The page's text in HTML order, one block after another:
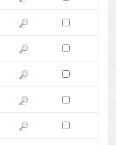
Pokaż podgląd wersji z dnia
Zaznacz wersję do
Pokaż podgląd wersji z dnia
Zaznacz wersję do
Pokaż podgląd wersji z dnia
Zaznacz wersję do
Pokaż podgląd wersji z dnia
Zaznacz wersję do
Pokaż podgląd wersji z dnia
Zaznacz wersję do